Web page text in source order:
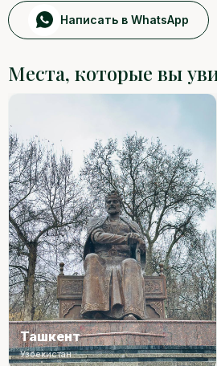
Написать в WhatsApp
Места, которые вы
Ташкент
Узбекистан